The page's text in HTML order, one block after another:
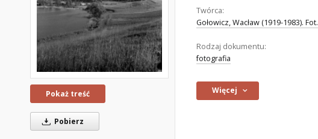
Pokaż treść
Pobierz
Twórca:
Gołowicz, Wacław (1919-1983). Fot.
Rodzaj dokumentu:
fotografia
Więcej